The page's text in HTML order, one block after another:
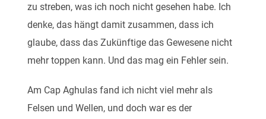
zu streben, was ich noch nicht gesehen habe. Ich
denke, das hängt damit zusammen, dass ich
glaube, dass das Zukünftige das Gewesene nicht
mehr toppen kann. Und das mag ein Fehler sein.
Am Cap Aghulas fand ich nicht viel mehr als
Felsen und Wellen, und doch war es der